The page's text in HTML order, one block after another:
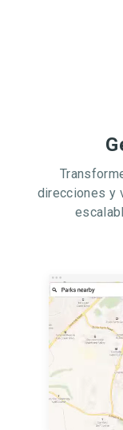
direcciones y